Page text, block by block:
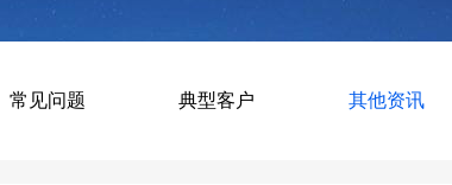
常见问题 典型客户 其他资讯